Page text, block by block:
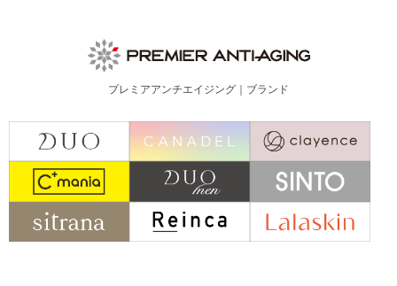
プレミアアンチエイジング｜ブランド